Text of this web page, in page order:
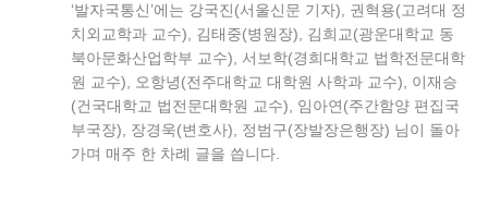
‘발자국통신’에는 강국진(서울신문 기자), 권혁용(고려대 정
치외교학과 교수), 김태중(병원장), 김희교(광운대학교 동
북아문화산업학부 교수), 서보학(경희대학교 법학전문대학
원 교수), 오항녕(전주대학교 대학원 사학과 교수), 이재승
(건국대학교 법전문대학원 교수), 임아연(주간함양 편집국
부국장), 장경욱(변호사), 정범구(장발장은행장) 님이 돌아
가며 매주 한 차례 글을 씁니다.